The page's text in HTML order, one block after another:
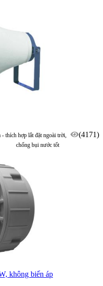
(4171)
thích hợp lắt đặt ngoài trời,
chống bụi nước tốt
không biến áp